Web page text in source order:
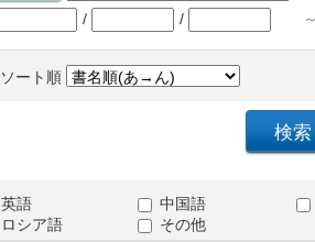
/ /
ソート順
英語 中国語
ロシア語 その他